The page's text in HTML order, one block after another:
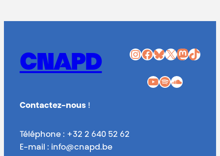
CNAPD InstagramFacebook Bluesky X Mastodon TikTok
YouTube Spotify SoundCloud
Contactez-nous !
Téléphone : +32 2 640 52 62
E-mail : info@cnapd.be